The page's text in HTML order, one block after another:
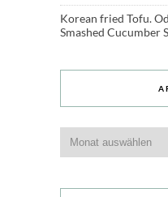
Korean fried Tofu.
Smashed Cucumber